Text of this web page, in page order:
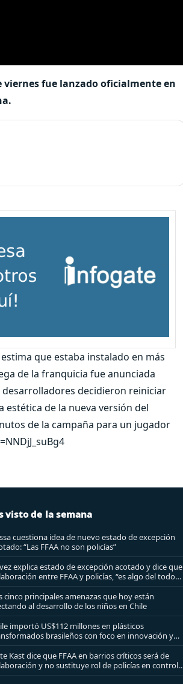
viernes fue lanzado oficialmente en
que estaba instalado en más
de la franquicia fue anunciada
decidieron reiniciar
de la nueva versión del
de la campaña para un jugador
visto de la semana
cuestiona idea de nuevo estado de excepción
“Las FFAA no son policías”
explica estado de excepción acotado y dice que
entre FFAA y policías, “es algo del todo
analizar”
cinco principales amenazas que hoy están
al desarrollo de los niños en Chile
importó US$112 millones en plásticos
brasileños con foco en innovación y
Kast dice que FFAA en barrios críticos será de
y no sustituye rol de policías en control
orden público